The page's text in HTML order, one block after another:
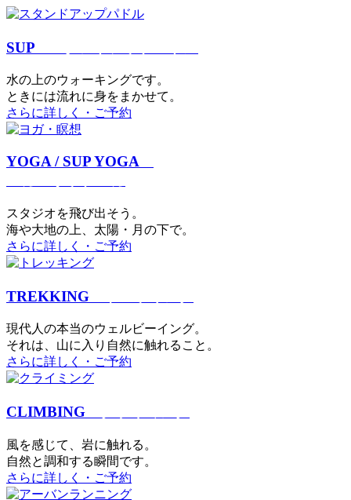
SUP
⽔の上のウォーキングです。
ときには流れに身をまかせて。
さらに詳しく・ご予約
YOGA / SUP YOGA
スタジオを⾶び出そう。
海や大地の上、太陽・⽉の下で。
さらに詳しく・ご予約
TREKKING
現代⼈の本当のウェルビーイング。
それは、⼭に⼊り⾃然に触れること。
さらに詳しく・ご予約
CLIMBING
⾵を感じて、岩に触れる。
⾃然と調和する瞬間です。
さらに詳しく・ご予約